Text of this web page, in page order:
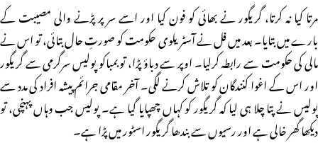
مرتا کیا نہ کرتا، گریگور نے بھائی کو فون کیا اور اسے سر پر پڑنے والی مصیبت کے
بارے میں بتایا۔ بعد میں فل نے آسٹریلوی حکومت کو صورتِ حال بتائی، تو اس نے
مالی کی حکومت سے رابطہ کرلیا۔ اوپر سے دباؤ پڑا، تو بمباکو پولیس سرگرمی سے گریگور
اور اس کے اغوا کنندگان کو تلاش کرنے لگی۔ آخر مقامی جرائم پیشہ افراد کی مدد سے
پولیس نے پتا چلا ہی لیا کہ گریگور کو کہاں چھپایا گیا ہے۔ پولیس جب وہاں پہنچی، تو
دیکھا گھر خالی ہے اور رسیوں سے بندھا گریگور اسٹور میں پڑا ہے۔